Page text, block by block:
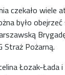
czekało wiele
było
Straż Pożarną.
Łozak-Łada